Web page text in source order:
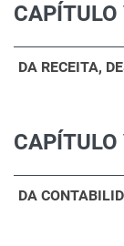
CAPÍTULO
DA RECEITA,
CAPÍTULO
DA